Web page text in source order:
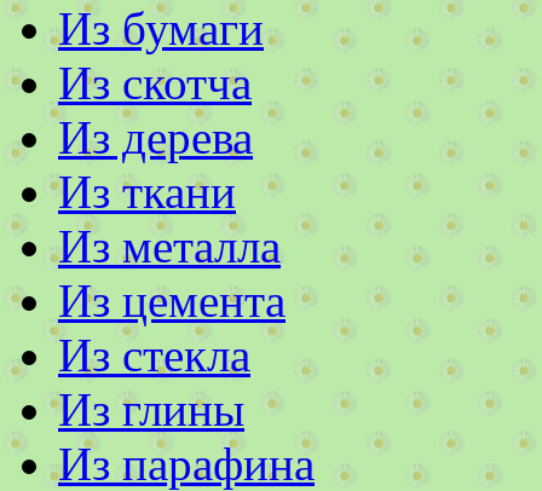
Из бумаги
Из скотча
Из дерева
Из ткани
Из металла
Из цемента
Из стекла
Из глины
Из парафина